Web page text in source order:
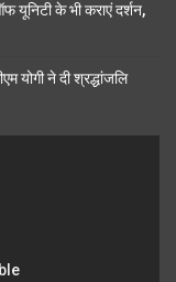
यूनिटी के भी कराएं दर्शन,
योगी ने दी श्रद्धांजलि